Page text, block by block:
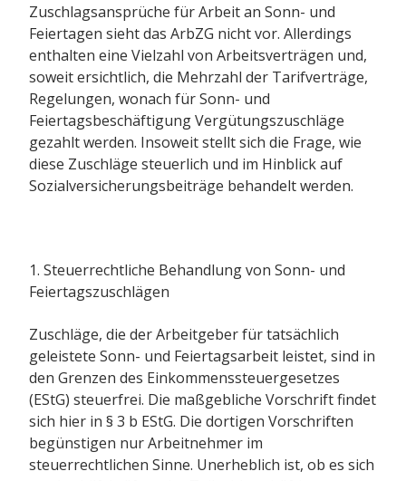
Zuschlagsansprüche für Arbeit an Sonn- und
Feiertagen sieht das ArbZG nicht vor. Allerdings
enthalten eine Vielzahl von Arbeitsverträgen und,
soweit ersichtlich, die Mehrzahl der Tarifverträge,
Regelungen, wonach für Sonn- und
Feiertagsbeschäftigung Vergütungszuschläge
gezahlt werden. Insoweit stellt sich die Frage, wie
diese Zuschläge steuerlich und im Hinblick auf
Sozialversicherungsbeiträge behandelt werden.
1. Steuerrechtliche Behandlung von Sonn- und
Feiertagszuschlägen
Zuschläge, die der Arbeitgeber für tatsächlich
geleistete Sonn- und Feiertagsarbeit leistet, sind in
den Grenzen des Einkommenssteuergesetzes
(EStG) steuerfrei. Die maßgebliche Vorschrift findet
sich hier in § 3 b EStG. Die dortigen Vorschriften
begünstigen nur Arbeitnehmer im
steuerrechtlichen Sinne. Unerheblich ist, ob es sich